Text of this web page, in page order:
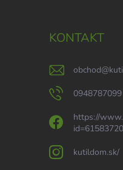
KONTAKT
obchod@
0948787099
https://
kutildom.sk/